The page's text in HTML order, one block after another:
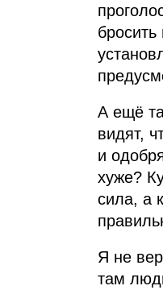
А ещё
видят,
и
хуже?
сила, а
Я не
там